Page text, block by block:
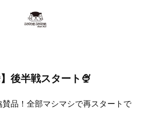
後半戦スタート🍨
品！全部マシマシで再スタートで